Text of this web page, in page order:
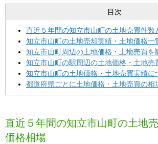
目次
直近５年間の知立市山町の土地売買件数
知立市山町の土地売却実績・土地価格一
知立市山町周辺の土地価格・土地売買を
知立市山町の駅周辺の土地価格・土地売
知立市山町の土地価格・土地売買実績に
都道府県ごとに土地価格・土地売買の相
直近５年間の知立市山町の土地
価格相場